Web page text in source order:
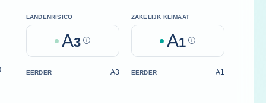
LANDENRISICO
A3 Help
ZAKELIJK KLIMAAT
A1 Help
EERDER A3 EERDER A1